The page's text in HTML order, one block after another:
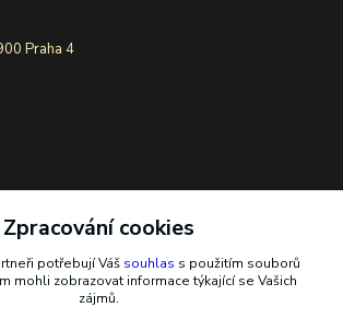
Praha 4
607 146 238
18 hod.
Zpracování cookies
potřebují Váš souhlas s použitím souborů
mohli zobrazovat informace týkající se Vašich
zájmů.